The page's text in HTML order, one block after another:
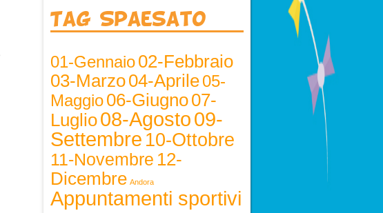
Tag Spaesato
01-Gennaio02-Febbraio
03-Marzo04-Aprile05-
Maggio06-Giugno07-
Luglio08-Agosto09-
Settembre 10-Ottobre
11-Novembre 12-
Dicembre Andora
Appuntamenti sportivi